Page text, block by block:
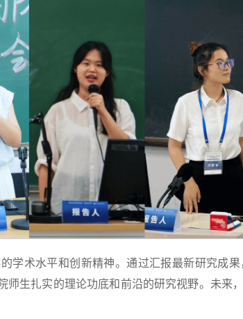
学术水平和创新精神。通过汇报最新研究成
生扎实的理论功底和前沿的研究视野。未来